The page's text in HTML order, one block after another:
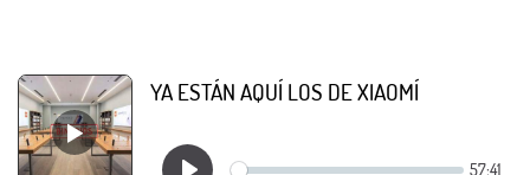
YA ESTÁN AQUÍ LOS DE XIAOMÍ